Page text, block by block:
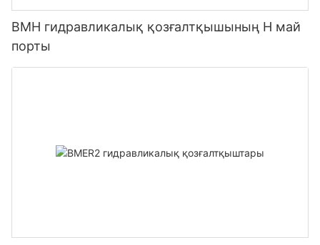
BMH гидравликалық қозғалтқышының H май
порты